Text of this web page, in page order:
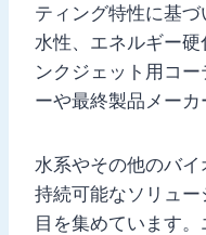
ティング特性に基づ
水性、エネルギー
ンクジェット用コ
ーや最終製品メーカ
水系やその他のバイ
持続可能なソリュ
目を集めています